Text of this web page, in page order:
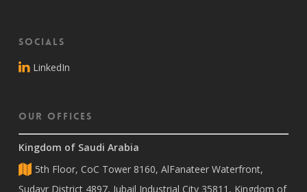
Socials
LinkedIn
Our Offices
Kingdom of Saudi Arabia
5th Floor, CoC Tower 8160, AlFanateer Waterfront,
Sudayr District 4897, Jubail Industrial City 35811, Kingdom of